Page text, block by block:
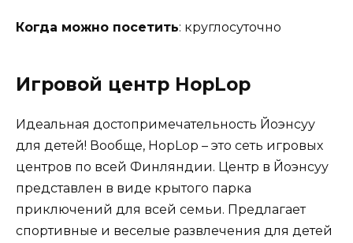
Когда можно посетить: круглосуточно
Игровой центр HopLop
Идеальная достопримечательность Йоэнсуу
для детей! Вообще, HopLop – это сеть игровых
центров по всей Финляндии. Центр в Йоэнсуу
представлен в виде крытого парка
приключений для всей семьи. Предлагает
спортивные и веселые развлечения для детей